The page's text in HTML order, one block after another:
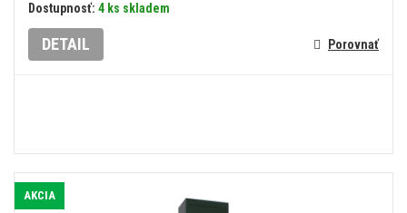
Dostupnosť: 4 ks skladem
DETAIL Porovnať
AKCIA